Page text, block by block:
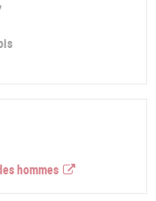
hommes